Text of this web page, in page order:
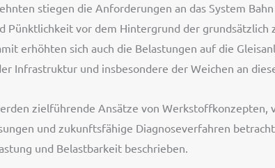
stiegen die Anforderungen an das System
Pünktlichkeit vor dem Hintergrund der
erhöhten sich auch die Belastungen auf die
Infrastruktur und insbesondere der Weichen an
zielführende Ansätze von Werkstoffkonzepten,
und zukunftsfähige Diagnoseverfahren
und Belastbarkeit beschrieben.